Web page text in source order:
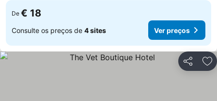
De € 18
Consulte os preços de 4 sites Ver preços
Partilhar